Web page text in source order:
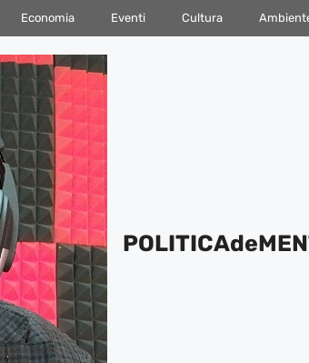
Economia Eventi Cultura